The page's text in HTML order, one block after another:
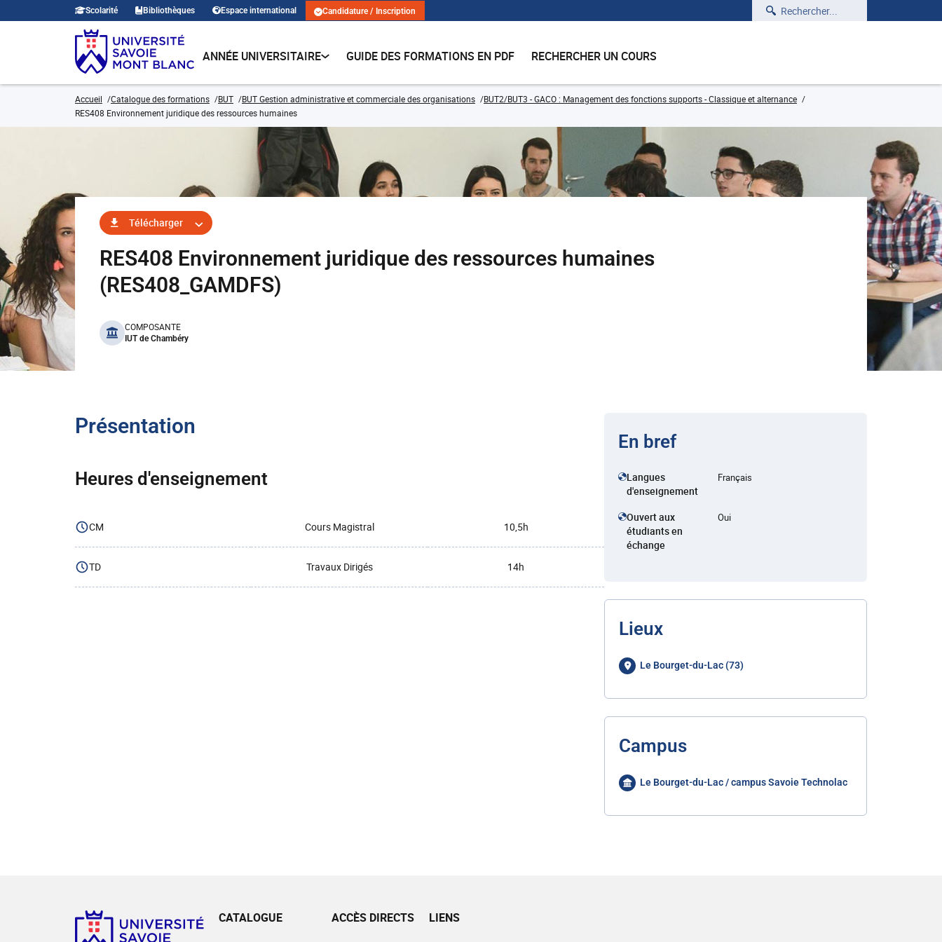
Scolarité Bibliothèques Espace international Candidature / Inscription Rechercher
ANNÉE UNIVERSITAIRE GUIDE DES FORMATIONS EN PDF RECHERCHER UN COURS
Accueil Catalogue des formations BUT BUT Gestion administrative et commerciale des organisations
BUT2/BUT3 - GACO : Management des fonctions supports - Classique et alternance
RES408 Environnement juridique des ressources humaines
Télécharger
RES408 Environnement juridique des ressources humaines
(RES408_GAMDFS)
benefits
COMPOSANTE
IUT de Chambéry
Présentation
Heures d'enseignement
CM Cours Magistral 10,5h
TD Travaux Dirigés 14h
En bref
Langues
d'enseignement
Français
Ouvert aux
étudiants en
échange
Oui
Lieux
Le Bourget-du-Lac (73)
Campus
Le Bourget-du-Lac / campus Savoie Technolac
CATALOGUE ACCÈS DIRECTS LIENS